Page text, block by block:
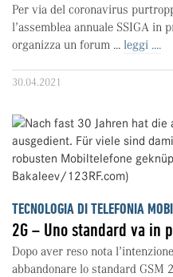
Per via del coronavirus
l’assemblea annuale SSIGA in
organizza un forum ... leggi ....
30.04.2021
TECNOLOGIA DI TELEFONIA
2G – Uno standard va in
Dopo aver reso nota
abbandonare lo standard GSM